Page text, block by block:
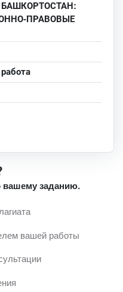
ПРАВОВЫЕ
вашему заданию.
вашей работы